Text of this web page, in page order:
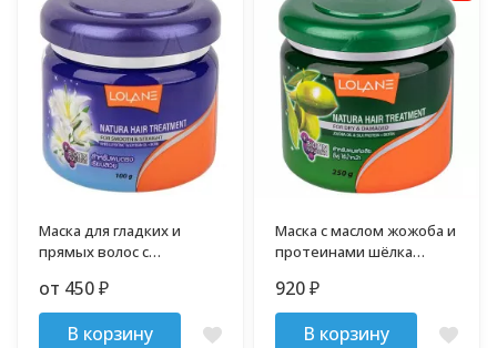
Маска для гладких и
прямых волос с
Lolane
от 450₽
В корзину
Маска с маслом жожоба и
протеинами шёлка
920₽
В корзину